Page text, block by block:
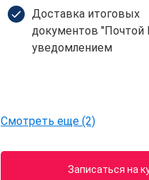
Доставка итоговых
документов "Почтой
уведомлением
Смотреть еще (2)
Записаться на